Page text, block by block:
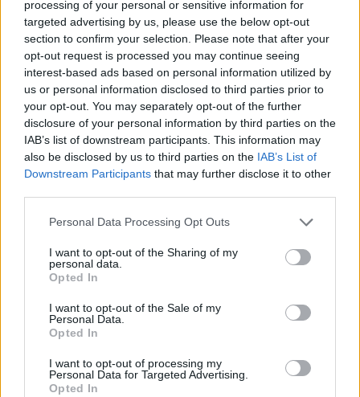
processing of your personal or sensitive information for
targeted advertising by us, please use the below opt-out
section to confirm your selection. Please note that after your
opt-out request is processed you may continue seeing
interest-based ads based on personal information utilized by
us or personal information disclosed to third parties prior to
your opt-out. You may separately opt-out of the further
disclosure of your personal information by third parties on the
IAB’s list of downstream participants. This information may
also be disclosed by us to third parties on the IAB’s List of
Downstream Participants that may further disclose it to other
Please note that this website/app uses one or more Google
not limited to your visit or usage behaviour. You may click to
grant or deny consent to Google and its third-party tags to
use your data for below specified purposes in below Google
consent section.
Personal Data Processing Opt Outs
I want to opt-out of the Sharing of my
personal data.
Opted In
I want to opt-out of the Sale of my
Personal Data.
Opted In
I want to opt-out of processing my
Personal Data for Targeted Advertising.
Opted In
Η φιλοσοφία του ζαχαροπλαστείου βασίζεται σε
παραδοσιακές συνταγές που περνούν από γενιά σε
της γεύσης. Κάθε γλυκό, όπως τονίζουν οι